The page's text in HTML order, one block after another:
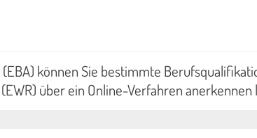
können Sie bestimmte
über ein Online-Verfahren anerkennen